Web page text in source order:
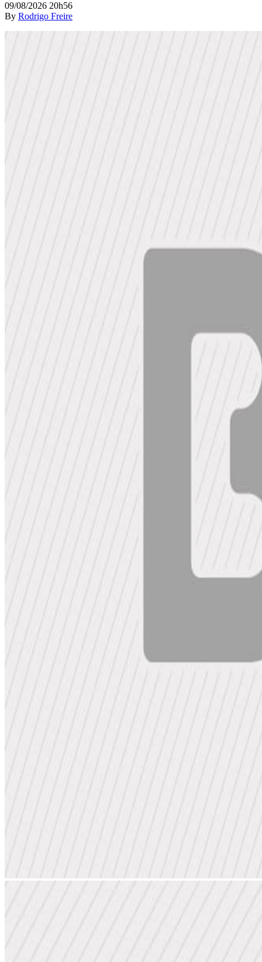
09/08/2026 20h56
By Rodrigo Freire